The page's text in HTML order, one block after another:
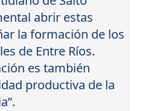
abrir estas
la formación de los
de Entre Ríos.
es también
productiva de la